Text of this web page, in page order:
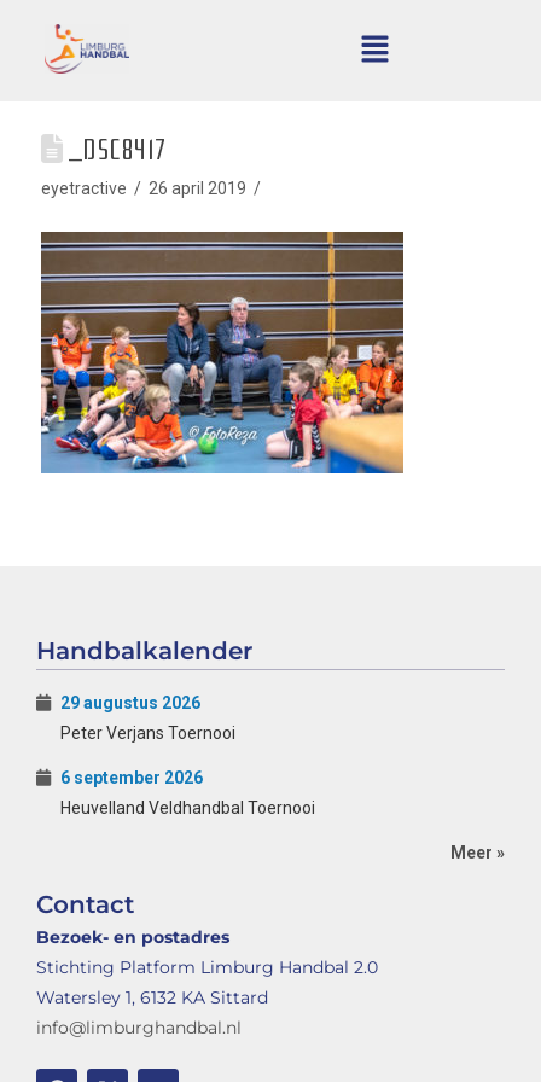
_DSC8417
eyetractive 26 april 2019
Handbalkalender
29 augustus 2026
Peter Verjans Toernooi
6 september 2026
Heuvelland Veldhandbal Toernooi
Meer »
Contact
Bezoek- en postadres
Stichting Platform Limburg Handbal 2.0
Watersley 1, 6132 KA Sittard
info@limburghandbal.nl